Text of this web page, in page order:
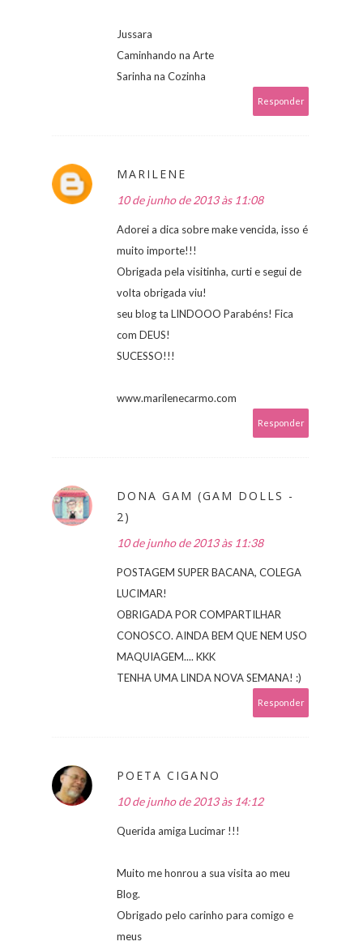
Jussara
Caminhando na Arte
Sarinha na Cozinha
Responder
MARILENE
10 de junho de 2013 às 11:08
Adorei a dica sobre make vencida, isso é
muito importe!!!
Obrigada pela visitinha, curti e segui de
volta obrigada viu!
seu blog ta LINDOOO Parabéns! Fica
com DEUS!
SUCESSO!!!
www.marilenecarmo.com
Responder
DONA GAM (GAM DOLLS -
2)
10 de junho de 2013 às 11:38
POSTAGEM SUPER BACANA, COLEGA
LUCIMAR!
OBRIGADA POR COMPARTILHAR
CONOSCO. AINDA BEM QUE NEM USO
MAQUIAGEM.... KKK
TENHA UMA LINDA NOVA SEMANA! :)
Responder
POETA CIGANO
10 de junho de 2013 às 14:12
Querida amiga Lucimar !!!
Muito me honrou a sua visita ao meu
Blog.
Obrigado pelo carinho para comigo e
meus